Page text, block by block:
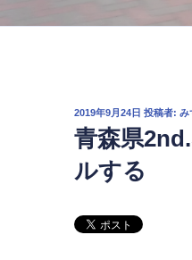
投
稿
日:
2019年9月24日 投稿者: み
青森県
ルする